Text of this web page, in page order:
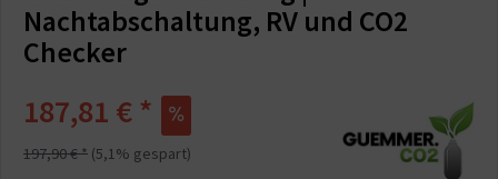
Nachtabschaltung, RV und CO2
Checker
187,81 € *
197,90 € * (5,1% gespart)